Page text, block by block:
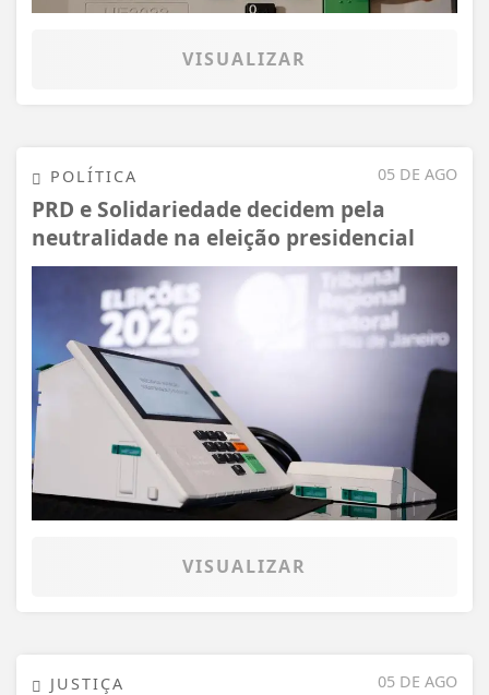
VISUALIZAR
05 DE AGO
POLÍTICA
PRD e Solidariedade decidem pela
neutralidade na eleição presidencial
VISUALIZAR
05 DE AGO
JUSTIÇA